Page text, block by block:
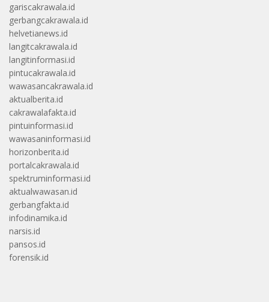
gariscakrawala.id
gerbangcakrawala.id
helvetianews.id
langitcakrawala.id
langitinformasi.id
pintucakrawala.id
wawasancakrawala.id
aktualberita.id
cakrawalafakta.id
pintuinformasi.id
wawasaninformasi.id
horizonberita.id
portalcakrawala.id
spektruminformasi.id
aktualwawasan.id
gerbangfakta.id
infodinamika.id
narsis.id
pansos.id
forensik.id